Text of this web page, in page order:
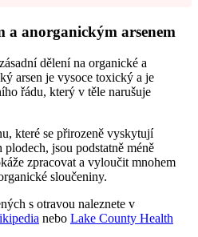
a anorganickým arsenem
dělení na organické a
arsen je vysoce toxický a je
řádu, který v těle narušuje
které se přirozeně vyskytují
jsou podstatně méně
zpracovat a vyloučit mnohem
sloučeniny.
s otravou naleznete v
nebo Lake County Health